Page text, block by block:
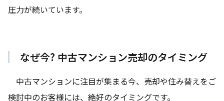
圧力が続いています。
なぜ今? 中古マンション売却のタイミング
中古マンションに注目が集まる今、売却や住み替えをご
検討中のお客様には、絶好のタイミングです。